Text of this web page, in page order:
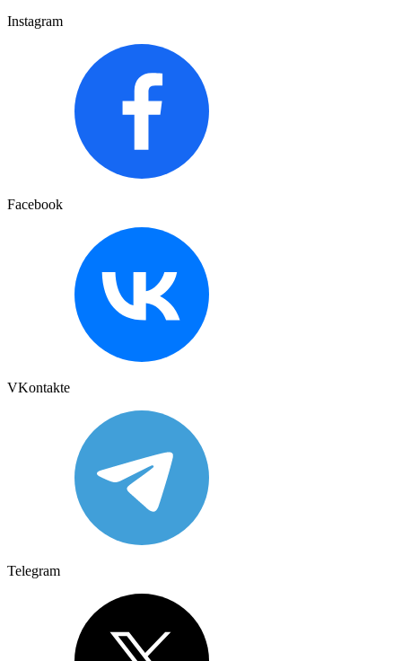
Instagram
Facebook
VKontakte
Telegram